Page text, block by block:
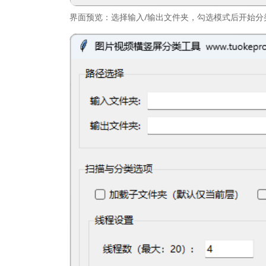
界面预览：选择输入/输出文件夹，勾选模式后开始分